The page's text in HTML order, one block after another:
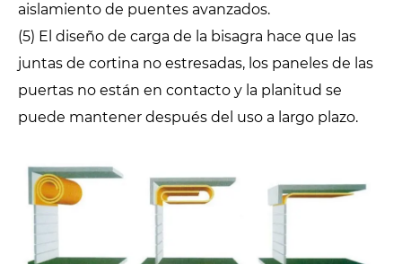
aislamiento de puentes avanzados.
(5) El diseño de carga de la bisagra hace que las
juntas de cortina no estresadas, los paneles de las
puertas no están en contacto y la planitud se
puede mantener después del uso a largo plazo.